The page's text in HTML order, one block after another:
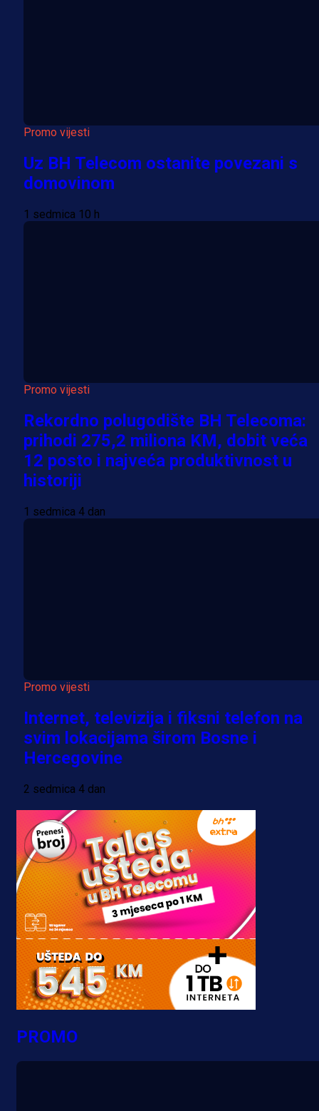
Promo vijesti
Uz BH Telecom ostanite povezani s
domovinom
1 sedmica 10 h
Promo vijesti
Rekordno polugodište BH Telecoma:
prihodi 275,2 miliona KM, dobit veća
12 posto i najveća produktivnost u
historiji
1 sedmica 4 dan
Promo vijesti
Internet, televizija i fiksni telefon na
svim lokacijama širom Bosne i
Hercegovine
2 sedmica 4 dan
PROMO